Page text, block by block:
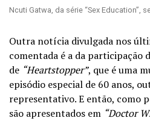
Ncuti Gatwa, da série “Sex Education”,
Outra notícia divulgada nos
comentada é a da participação
de “Heartstopper”, que é uma
episódio especial de 60 anos,
representativo. E então, como
são apresentados em “Doctor